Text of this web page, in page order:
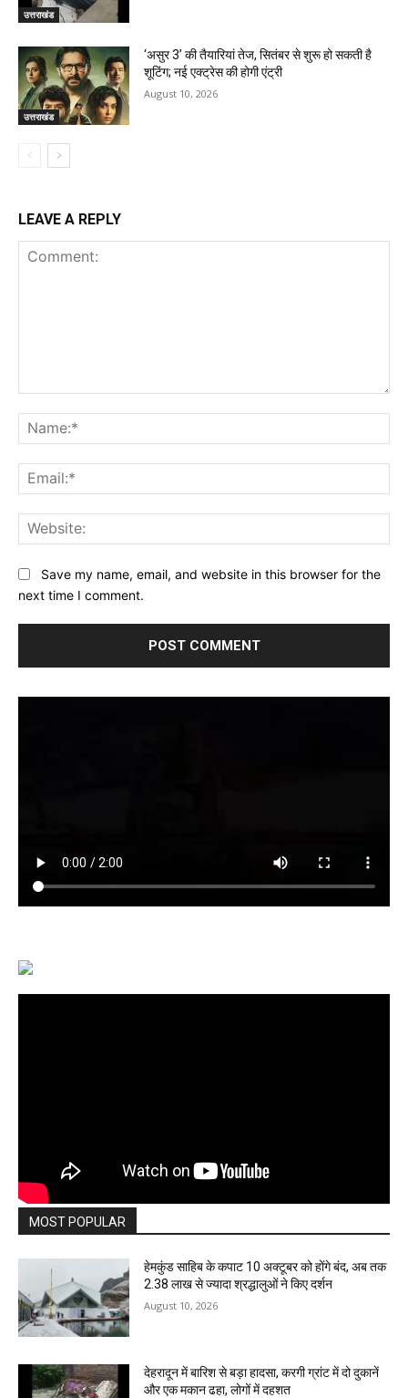
उत्तराखंड
उत्तराखंड
‘असुर 3’ की तैयारियां तेज, सितंबर से शुरू हो सकती है
शूटिंग; नई एक्ट्रेस की होगी एंट्री
August 10, 2026
LEAVE A REPLY
Save my name, email, and website in this browser for the
next time I comment.
MOST POPULAR
हेमकुंड साहिब के कपाट 10 अक्टूबर को होंगे बंद, अब तक
2.38 लाख से ज्यादा श्रद्धालुओं ने किए दर्शन
August 10, 2026
देहरादून में बारिश से बड़ा हादसा, करगी ग्रांट में दो दुकानें
और एक मकान ढहा, लोगों में दहशत